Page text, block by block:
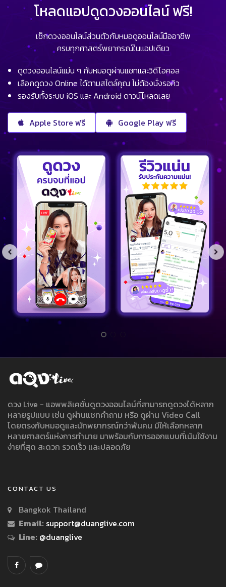
โหลดแอปดูดวงออนไลน์ ฟรี!
เช็กดวงออนไลน์ส่วนตัวกับหมอดูออนไลน์มืออาชีพ
ครบทุกศาสตร์พยากรณ์ในแอปเดียว
ดูดวงออนไลน์แม่น ๆ กับหมอดูผ่านแชทและวิดีโอคอล
เลือกดูดวง Online ได้ตามสไตล์คุณ ไม่ต้องนั่งรอคิว
รองรับทั้งระบบ iOS และ Android ดาวน์โหลดเลย
Apple Store ฟรี Google Play ฟรี
ดวง Live - แอพพลิเคชั่นดูดวงออนไลน์ที่สามารถดูดวงได้หลาก
หลายรูปแบบ เช่น ดูผ่านแชทคำถาม หรือ ดูผ่าน Video Call
โดยตรงกับหมอดูและนักพยากรณ์กว่าพันคน มีให้เลือกหลาก
หลายศาสตร์แห่งการทำนาย มาพร้อมกับการออกแบบที่เน้นใช้งาน
ง่ายที่สุด สะดวก รวดเร็ว และปลอดภัย
CONTACT US
Bangkok Thailand
Email: support@duanglive.com
Line: @duanglive